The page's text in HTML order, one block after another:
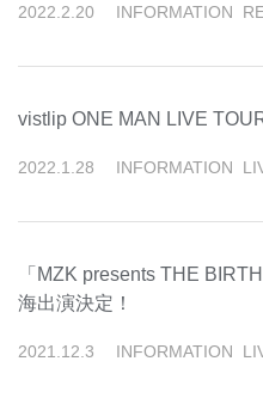
2022 2 20 INFORMATION
vistlip ONE MAN LIVE
2022 1 28 INFORMATION
「MZK presents THE
海出演決定！
2021 12 3 INFORMATION